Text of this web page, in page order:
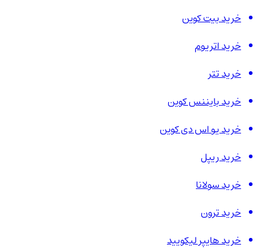
خرید بیت کوین
خرید اتریوم
خرید تتر
خرید بایننس کوین
خرید یو اس دی کوین
خرید ریپل
خرید سولانا
خرید ترون
خرید هایپر لیکویید